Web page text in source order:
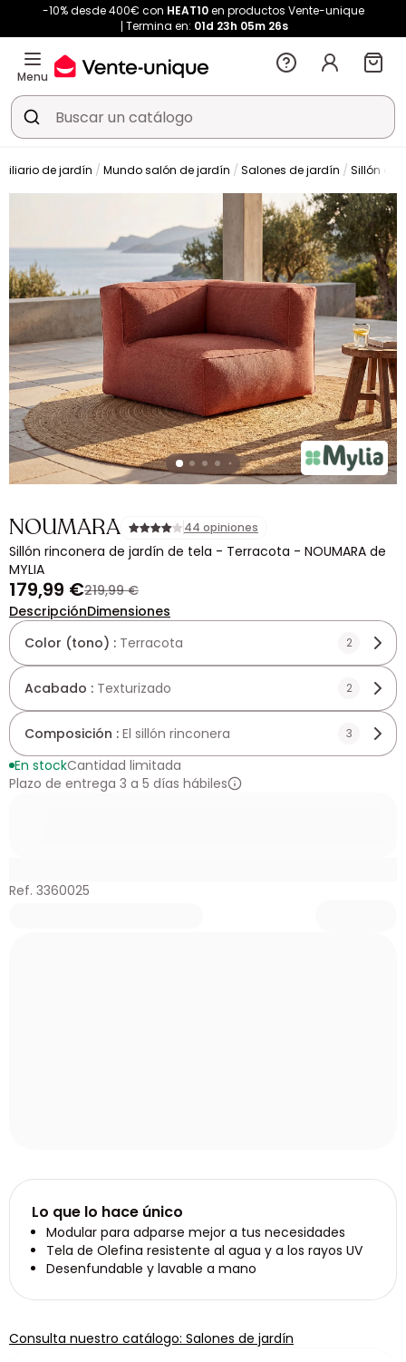
-10% desde 400€ con HEAT10en productos Vente-unique
Termina en: 01d 23h 05m 25s
Menu
de jardín Mundo salón de jardín Salones de jardín Sillón de
NOUMARA 44 opiniones
Sillón rinconera de jardín de tela - Terracota - NOUMARA de
MYLIA
179,99 €219,99 €
DescripciónDimensiones
Color (tono) : Terracota 2
Acabado : Texturizado 2
Composición : El sillón rinconera 3
En stockCantidad limitada
Plazo de entrega 3 a 5 días hábiles
Ref. 3360025
Lo que lo hace único
Modular para adparse mejor a tus necesidades
Tela de Olefina resistente al agua y a los rayos UV
Desenfundable y lavable a mano
Consulta nuestro catálogo: Salones de jardín